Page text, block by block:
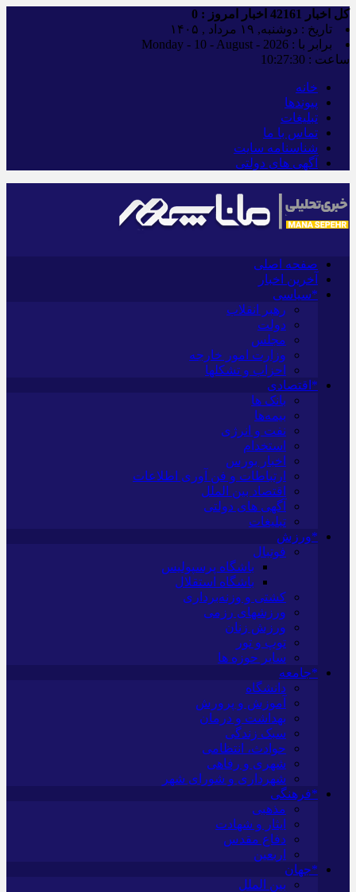
کل اخبار اخبار امروز : 0
تاریخ : دوشنبه, ۱۹ مرداد , ۱۴۰۵
برابر با : Monday - 10 - August - 2026
ساعت : 10:27:32
خانه
پیوندها
تبلیغات
تماس با ما
شناسنامه سایت
آگهی های دولتی
صفحه اصلی
آخرین اخبار
*سیاسی
رهبر انقلاب
دولت
مجلس
وزارت امور خارجه
احزاب و تشکلها
*اقتصادی
بانک ها
بیمه‌ها
نفت و انرژی
استخدام
اخبار بورس
ارتباطات و فن آوری اطلاعات
اقتصاد بین الملل
آگهی های دولتی
تبلیغات
*ورزش
فوتبال
باشگاه پرسپولیس
باشگاه استقلال
کشتی و وزنه‌برداری
ورزشهای رزمی
ورزش زنان
توپ و تور
سایر حوزه ها
*جامعه
دانشگاه
آموزش و پرورش
بهداشت و درمان
سبک زندگی
حوادث، انتظامی
شهری و رفاهی
شهرداری و شورای شهر
*فرهنگی
مذهبی
ایثار و شهادت
دفاع مقدس
اربعین
*جهان
بین الملل